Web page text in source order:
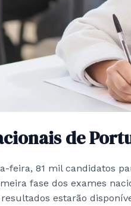
de
feira, 81 mil candidatos
fase dos exames
estarão